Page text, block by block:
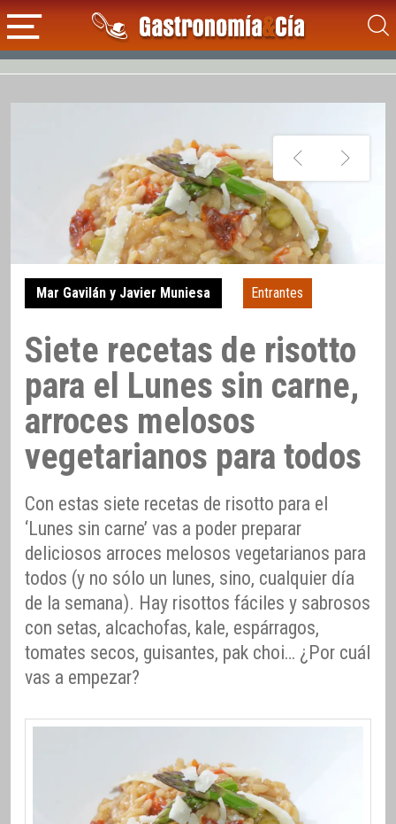
Mar Gavilán y Javier Muniesa Entrantes
Siete recetas de risotto
para el Lunes sin carne,
arroces melosos
vegetarianos para todos
Con estas siete recetas de risotto para el
‘Lunes sin carne’ vas a poder preparar
deliciosos arroces melosos vegetarianos para
todos (y no sólo un lunes, sino, cualquier día
de la semana). Hay risottos fáciles y sabrosos
con setas, alcachofas, kale, espárragos,
tomates secos, guisantes, pak choi… ¿Por cuál
vas a empezar?